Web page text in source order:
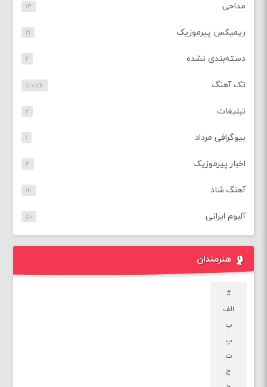
مداحی ۱۳
ریمیکس پیرموزیک ۲۱
دسته‌بندی نشده ۲
تک آهنگ ۷,۷۸۴
تبلیغات ۲
بیوگرافی مرداد ۱
اخبار پیرموزیک ۳
آهنگ شاد ۱۴
آلبوم ایرانی ۵۰
هنرمندان
#
الف
ب
پ
ت
ج